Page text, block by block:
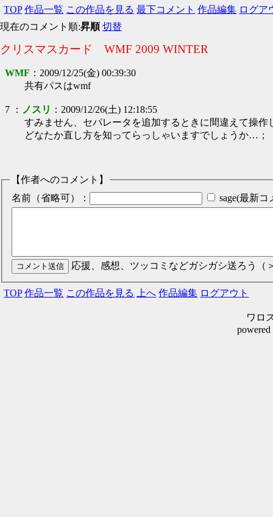
TOP 作品一覧 この作品を見る 最下コメント 作品編集 ログア
現在のコメント順:昇順 切替
クリスマスカード WMF 2009 WINTER
WMF ： 2009/12/25(金) 00:39:30
共有パスはwmf
7 ： ノスリ ： 2009/12/26(土) 12:18:55
すみません、セパレータを追加するときに間違えて操
どなたか直し方を知ってらっしゃいますでしょうか…；
【作者へのコメント】
名前（省略可）：
sage(最新
応援、感想、ツッコミなどガシガシ送ろう（
TOP 作品一覧 この作品を見る 上へ 作品編集 ログアウト
ワロ